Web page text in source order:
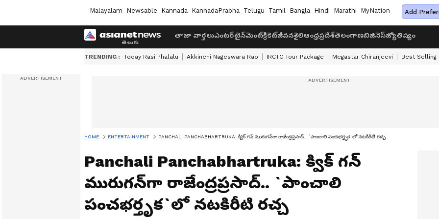
Malayalam Newsable Kannada KannadaPrabha Telugu Tamil Bangla Hindi Marathi MyNation Add
తాజా వార్తలుఎంటర్‌టైన్‌మెంట్క్రికెట్జీవనశైలిఆంధ్రప్రదేశ్తెలంగాణబిజినెస్జ్యోతిష్యం
TRENDING : Today Rasi Phalalu Akkineni Nageswara Rao IRCTC Tour Package Megastar Chiranjeevi Best Selling
HOME ENTERTAINMENT PANCHALI PANCHABHARTRUKA: క్విక్‌ గన్‌ మురుగన్‌గా రాజేంద్రప్రసాద్‌.. `పాంచాలి పంచభర్తృక`లో నటకిరీటి రచ్చ
Panchali Panchabhartruka: క్విక్‌ గన్‌
మురుగన్‌గా రాజేంద్రప్రసాద్‌.. `పాంచాలి
పంచభర్తృక`లో నటకిరీటి రచ్చ